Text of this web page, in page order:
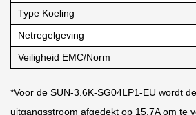
Type Koeling
Netregelgeving
Veiligheid EMC/Norm
*Voor de SUN-3.6K-SG04LP1-EU wordt
uitgangsstroom afgedekt op 15.7A om te